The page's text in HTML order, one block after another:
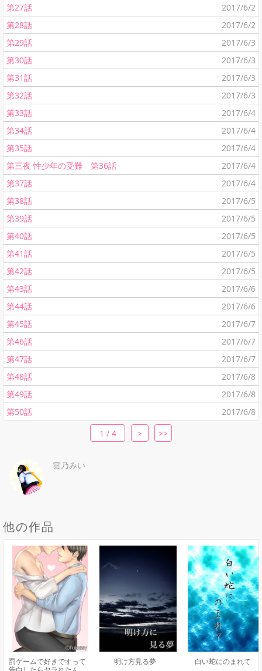
第27話
2017/6/2
第28話
2017/6/2
第29話
2017/6/3
第30話
2017/6/3
第31話
2017/6/3
第32話
2017/6/3
第33話
2017/6/4
第34話
2017/6/4
第35話
2017/6/4
第三夜 性少年の受難 第36話
2017/6/4
第37話
2017/6/4
第38話
2017/6/5
第39話
2017/6/5
第40話
2017/6/5
第41話
2017/6/5
第42話
2017/6/5
第43話
2017/6/6
第44話
2017/6/6
第45話
2017/6/7
第46話
2017/6/7
第47話
2017/6/7
第48話
2017/6/8
第49話
2017/6/8
第50話
2017/6/8
1 / 4
> >>
雲乃みい
他の作品
罰ゲームで好きですって
明け方見る夢 白い蛇にのまれて